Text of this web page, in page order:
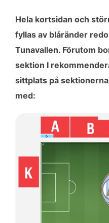
Hela kortsidan och
fyllas av blåränder
Tunavallen. Förutom
sektion I
sittplats på
med: